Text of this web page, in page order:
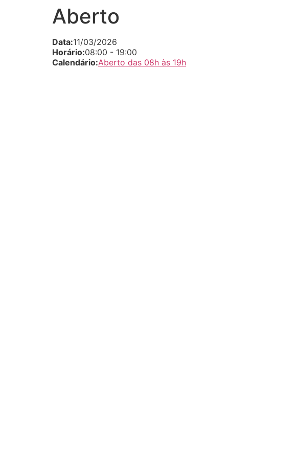
Aberto
Data:11/03/2026
Horário:08:00 - 19:00
Calendário:Aberto das 08h às 19h